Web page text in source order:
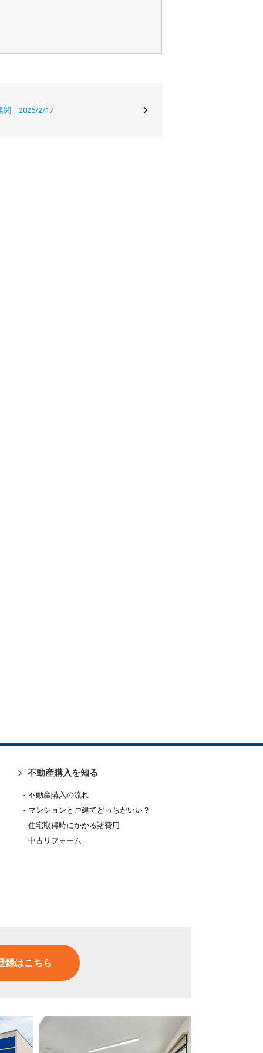
関 2026/2/17
不動産購入を知る
不動産購入の流れ
マンションと戸建てどっちがいい？
住宅取得時にかかる諸費用
中古リフォーム
録はこちら